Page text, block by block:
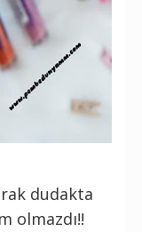
dudakta
olmazdı!!